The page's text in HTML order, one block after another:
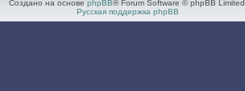
Создано на основе phpBB® Forum Software © phpBB Limited.
Русская поддержка phpBB